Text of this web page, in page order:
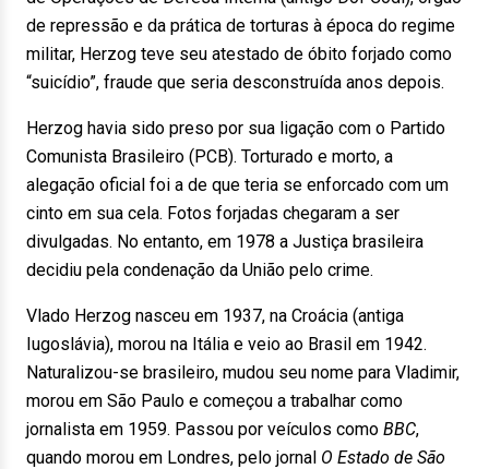
de repressão e da prática de torturas à época do regime
militar, Herzog teve seu atestado de óbito forjado como
“suicídio”, fraude que seria desconstruída anos depois.
Herzog havia sido preso por sua ligação com o Partido
Comunista Brasileiro (PCB). Torturado e morto, a
alegação oficial foi a de que teria se enforcado com um
cinto em sua cela. Fotos forjadas chegaram a ser
divulgadas. No entanto, em 1978 a Justiça brasileira
decidiu pela condenação da União pelo crime.
Vlado Herzog nasceu em 1937, na Croácia (antiga
Iugoslávia), morou na Itália e veio ao Brasil em 1942.
Naturalizou-se brasileiro, mudou seu nome para Vladimir,
morou em São Paulo e começou a trabalhar como
jornalista em 1959. Passou por veículos como BBC,
quando morou em Londres, pelo jornal O Estado de São